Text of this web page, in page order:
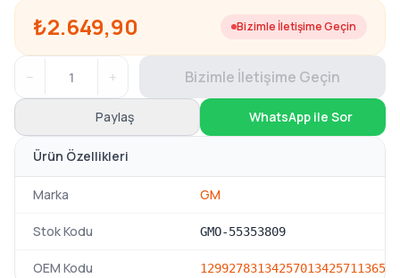
₺2.649,90 Bizimle İletişime Geçin
− + Bizimle İletişime Geçin
Paylaş WhatsApp ile Sor
Ürün Özellikleri
Marka GM
Stok Kodu GMO-55353809
OEM Kodu 1299278313425701342571